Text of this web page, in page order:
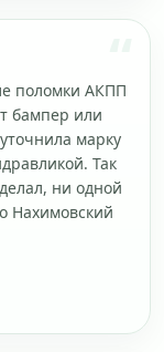
поломки АКПП
бампер или
марку
Так
ни одной
Нахимовский